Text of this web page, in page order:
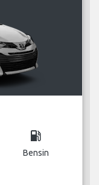
local_gas_station
Bensin